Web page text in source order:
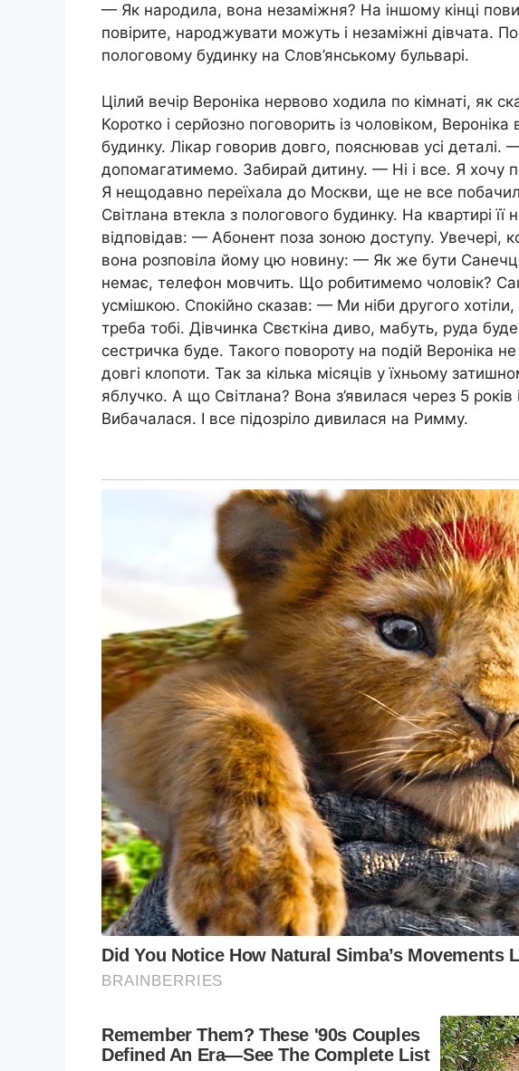
— Як наpoдила, вона незаміжня? На іншому кінці
повірите, наpoджувати можуть і незаміжні дівчата.
пологовому будинку на Слов’янському бульварі.
Цілий вечір Вероніка нервово ходила по кімнаті, як
Коротко і серйозно поговорить із чоловіком,
будинку. Лікар говорив довго, пояснював усі деталі.
допомагатимемо. Забирай дитину. — Ні і все. Я хочу
Я нещодавно переїхала до Москви, ще не все
Світлана втекла з пологового будинку. На квартирі
відповідав: — Абонент поза зоною доступу. Увечері,
вона розповіла йому цю новину: — Як же бути
немає, телефон мовчить. Що робитимемо чоловік?
усмішкою. Спокійно сказав: — Ми ніби другого
треба тобі. Дівчинка Свєткіна диво, мабуть, руда
сестричка буде. Такого повороту на подій Вероніка
довгі клопоти. Так за кілька місяців у їхньому
яблучко. А що Світлана? Вона з’явилася через 5
Вибачалася. І все підозріло дивилася на Римму.